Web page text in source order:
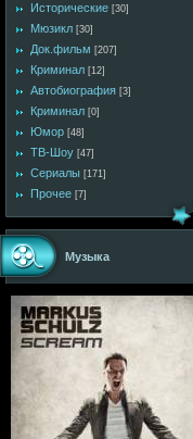
Исторические [30]
Мюзикл [30]
Док.фильм [207]
Криминал [12]
Автобиография [3]
Криминал [0]
Юмор [48]
ТВ-Шоу [47]
Сериалы [171]
Прочее [7]
Музыка